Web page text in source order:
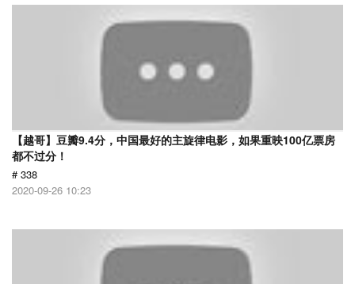
【越哥】豆瓣9.4分，中国最好的主旋律电影，如果重映100亿票房
都不过分！
# 338
2020-09-26 10:23